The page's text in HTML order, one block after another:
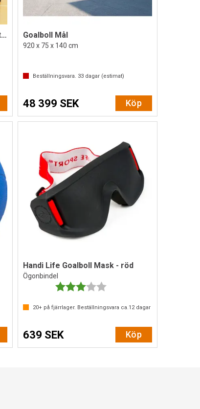
Goalboll Konkurrens MÅL IBSA Standard Goalboll Mål
920 x 75 x 140 cm
Beställningsvara. 33 dagar (estimat)
48 399 SEK Köp
Handi Life Goalboll Mask - röd
Ögonbindel
Betyg:
20+ på fjärrlager. Beställningsvara ca.12dagar
639 SEK Köp